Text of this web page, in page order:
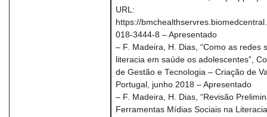
URL:
https://
018-3444-8 – Apresentado
– F. Madeira, H. Dias, “Como as redes
literacia em saúde os adolescentes”,
de Gestão e Tecnologia – Criação de
Portugal, junho 2018 – Apresentado
– F. Madeira, H. Dias, “Revisão
Ferramentas Mídias Sociais na